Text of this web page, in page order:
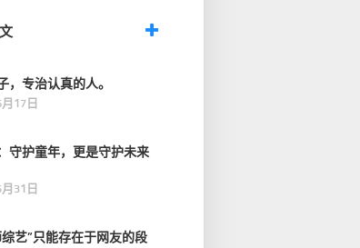
，专治认真的人。
17日
守护童年，更是守护未来
31日
综艺”只能存在于网友的段